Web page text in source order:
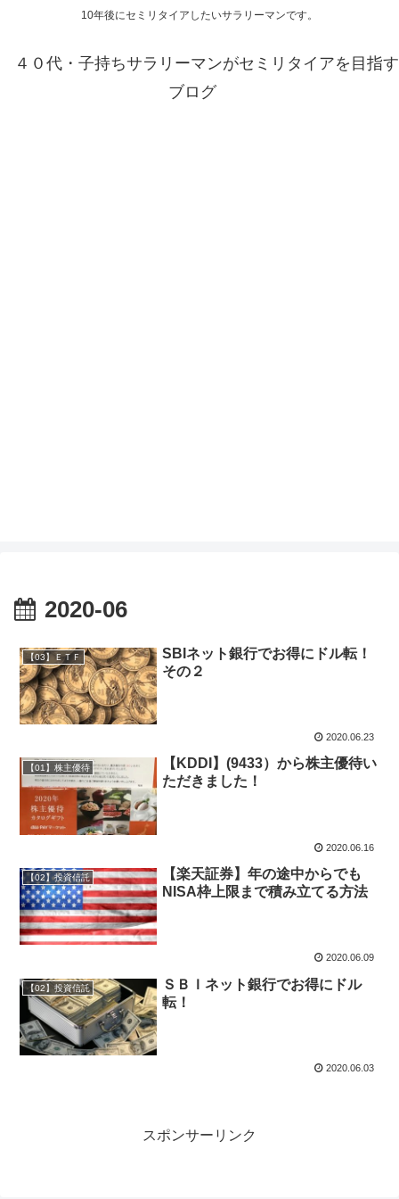
10年後にセミリタイアしたいサラリーマンです。
４０代・子持ちサラリーマンがセミリタイアを目指す
ブログ
2020-06
【03】ＥＴＦ
SBIネット銀行でお得にドル転！
その２
2020.06.23
【01】株主優待
【KDDI】(9433）から株主優待い
ただきました！
2020.06.16
【02】投資信託
【楽天証券】年の途中からでも
NISA枠上限まで積み立てる方法
2020.06.09
【02】投資信託
ＳＢＩネット銀行でお得にドル
転！
2020.06.03
スポンサーリンク